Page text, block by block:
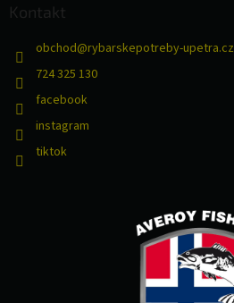
Kontakt
obchod@rybarskepotreby-upetra.cz
724 325 130
facebook
instagram
tiktok